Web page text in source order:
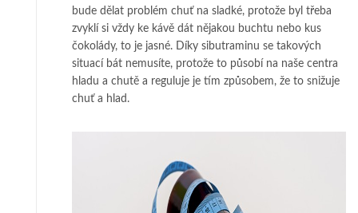
bude dělat problém chuť na sladké, protože byl třeba
zvyklí si vždy ke kávě dát nějakou buchtu nebo kus
čokolády, to je jasné. Díky sibutraminu se takových
situací bát nemusíte, protože to působí na naše centra
hladu a chutě a reguluje je tím způsobem, že to snižuje
chuť a hlad.